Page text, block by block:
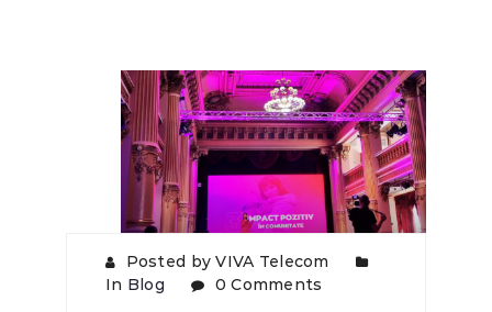
Posted by VIVA Telecom
In Blog 0 Comments